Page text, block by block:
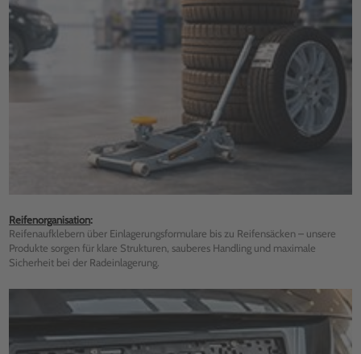
Reifenorganisation:
Reifenaufklebern über Einlagerungsformulare bis zu Reifensäcken – unsere
Produkte sorgen für klare Strukturen, sauberes Handling und maximale
Sicherheit bei der Radeinlagerung.